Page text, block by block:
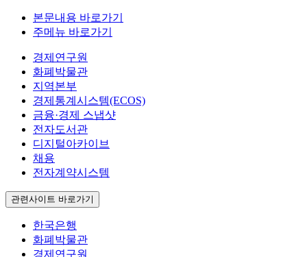
본문내용 바로가기
주메뉴 바로가기
경제연구원
화폐박물관
지역본부
경제통계시스템(ECOS)
금융·경제 스냅샷
전자도서관
디지털아카이브
채용
전자계약시스템
관련사이트 바로가기
한국은행
화폐박물관
경제연구원